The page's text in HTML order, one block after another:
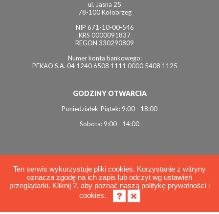
ul. Jasna 25
78-100 Kołobrzeg
NIP 671-10-00-546
KRS 0000091837
REGON 330290809
Numer konta bankowego:
PEKAO S.A. 04 1240 6508 1111 0000 5408 1125
GODZINY OTWARCIA
Poniedziałek-Piątek: 9:00 - 18:00
Sobota: 9:00 - 14:00
© 2026 Interviol
Polityka cookies
Ten serwis wykorzystuje pliki cookies. Korzystanie z witryny
oznacza zgodę na ich zapis lub odczyt wg ustawień
przeglądarki. Kliknij ?, aby poznać naszą politykę prywatności i
cookies.